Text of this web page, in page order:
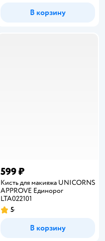
В корзину
599 ₽
Кисть для макияжа UNICORNS
APPROVE Единорог
LTA022101
Рейтинг:
5
В корзину